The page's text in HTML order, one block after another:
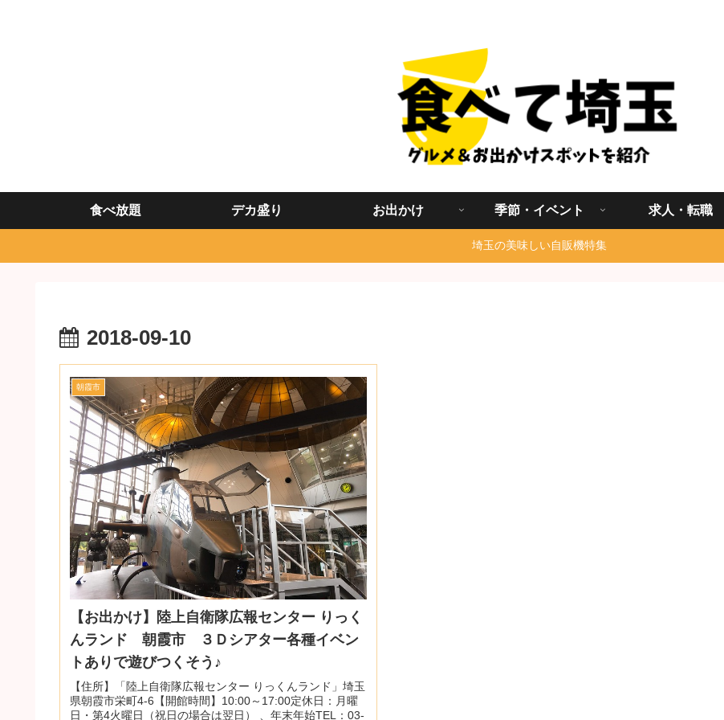
食べ放題 デカ盛り お出かけ 季節・イベント 求人・転職
埼玉の美味しい自販機特集
2018-09-10
朝霞市
【お出かけ】陸上自衛隊広報センター りっく
んランド 朝霞市 ３Ｄシアター各種イベン
トありで遊びつくそう♪
【住所】「陸上自衛隊広報センター りっくんランド」埼玉
県朝霞市栄町4-6【開館時間】10:00～17:00定休日：月曜
日・第4火曜日（祝日の場合は翌日） 、年末年始TEL：03-